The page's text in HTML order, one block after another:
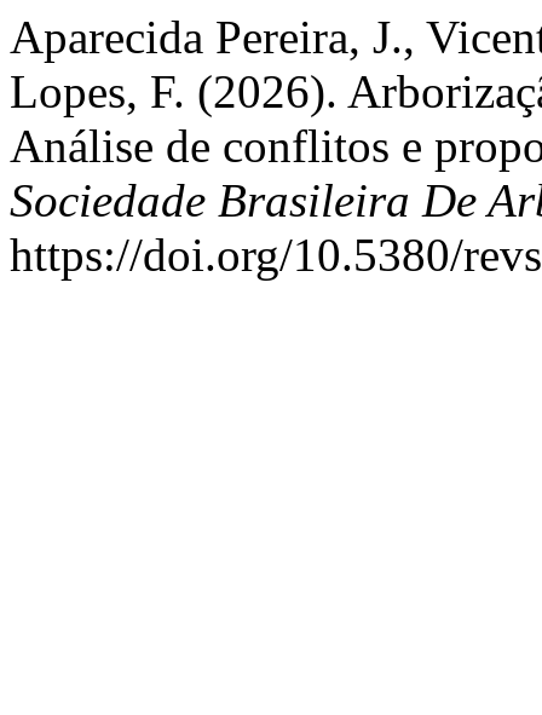
Aparecida Pereira, J.,
Lopes, F. (2026).
Análise de conflitos e
Sociedade Brasileira De
https://doi.org/10.5380/